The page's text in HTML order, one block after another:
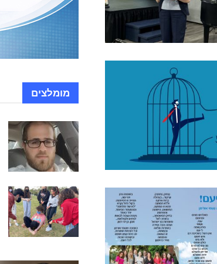
מומלצים